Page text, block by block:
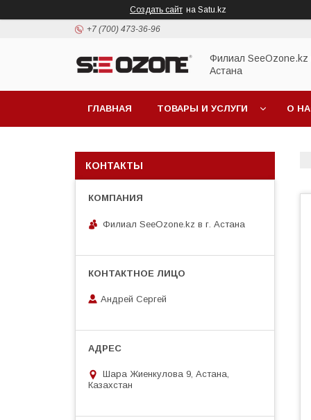
Создать сайт на Satu.kz
+7 (700) 473-36-96
Филиал SeeOzone.kz
Астана
ГЛАВНАЯ ТОВАРЫ И УСЛУГИ О
КОНТАКТЫ
Филиал SeeOzone.kz в г. Астана
Андрей Сергей
Шара Жиенкулова 9, Астана,
Казахстан